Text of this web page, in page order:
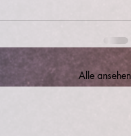
Alle ansehen